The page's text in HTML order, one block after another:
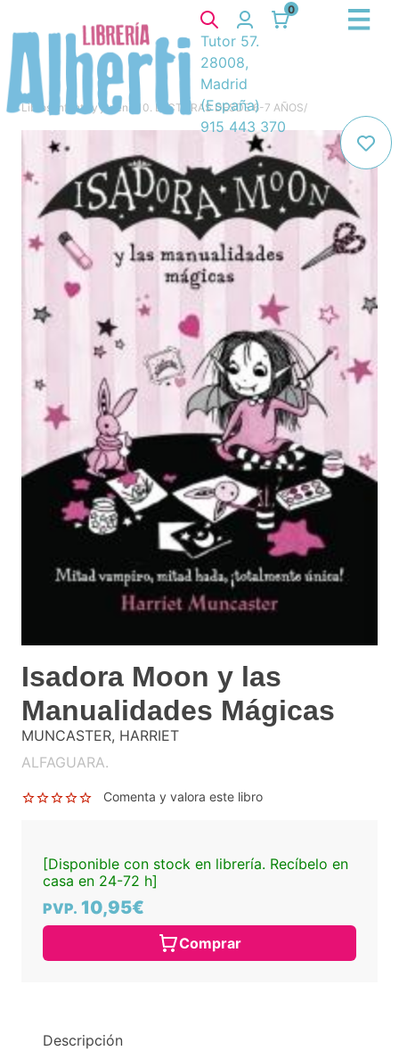
0
Tutor 57.
28008,
Madrid
(España)
915 443 370
Libros Infantil y juvenil 10. LECTURAS DESDE 6-7 AÑOS/
Isadora Moon y las
Manualidades Mágicas
MUNCASTER, HARRIET
ALFAGUARA.
Comenta y valora este libro
[Disponible con stock en librería. Recíbelo en
casa en 24-72 h]
PVP. 10,95€
Comprar
Descripción